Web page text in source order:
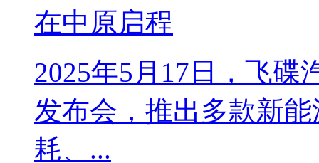
在中原启程
2025年5月17日，飞碟
发布会，推出多款新
耗、...